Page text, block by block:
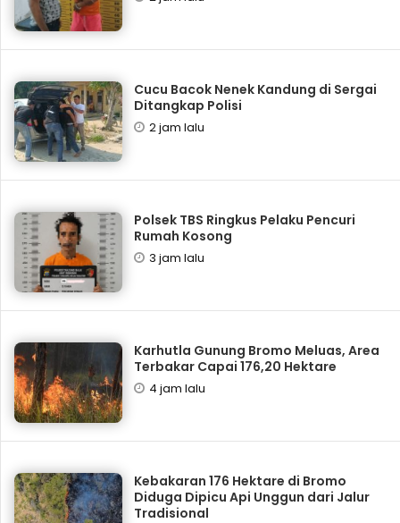
Cucu Bacok Nenek Kandung di Sergai
Ditangkap Polisi
2 jam lalu
Polsek TBS Ringkus Pelaku Pencuri
Rumah Kosong
3 jam lalu
Karhutla Gunung Bromo Meluas, Area
Terbakar Capai 176,20 Hektare
4 jam lalu
Kebakaran 176 Hektare di Bromo
Diduga Dipicu Api Unggun dari Jalur
Tradisional